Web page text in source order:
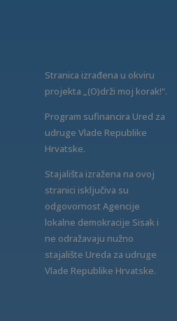
Stranica izrađena u okviru
projekta „(O)drži moj korak!“.
Program sufinancira Ured za
udruge Vlade Republike
Hrvatske.
Stajališta izražena na ovoj
stranici isključiva su
odgovornost Agencije
lokalne demokracije Sisak i
ne odražavaju nužno
stajalište Ureda za udruge
Vlade Republike Hrvatske.